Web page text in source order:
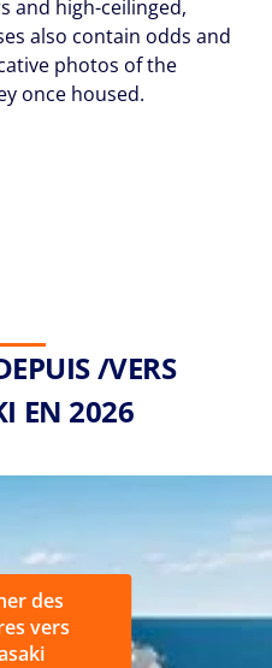
and high-ceilinged,
also contain odds and
photos of the
once housed.
/VERS
EN 2026
des
vers